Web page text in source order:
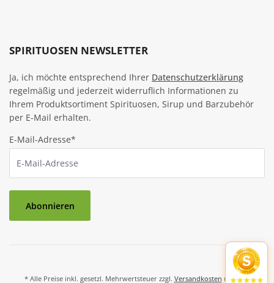
SPIRITUOSEN NEWSLETTER
Ja, ich möchte entsprechend Ihrer Datenschutzerklärung
regelmäßig und jederzeit widerruflich Informationen zu
Ihrem Produktsortiment Spirituosen, Sirup und Barzubehör
per E-Mail erhalten.
E-Mail-Adresse*
Abonnieren
* Alle Preise inkl. gesetzl. Mehrwertsteuer zzgl. Versandkosten und ggf.